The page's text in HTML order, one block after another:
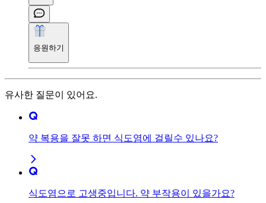
응원하기
유사한 질문이 있어요.
약 복용을 잘못 하면 식도염에 걸릴수 있나요?
식도염으로 고생중입니다. 약 부작용이 있을가요?